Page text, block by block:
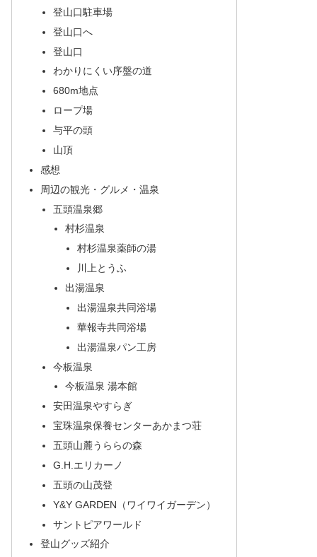
登山口駐車場
登山口へ
登山口
わかりにくい序盤の道
680m地点
ロープ場
与平の頭
山頂
感想
周辺の観光・グルメ・温泉
五頭温泉郷
村杉温泉
村杉温泉薬師の湯
川上とうふ
出湯温泉
出湯温泉共同浴場
華報寺共同浴場
出湯温泉パン工房
今板温泉
今板温泉 湯本館
安田温泉やすらぎ
宝珠温泉保養センターあかまつ荘
五頭山麓うららの森
G.H.エリカーノ
五頭の山茂登
Y&Y GARDEN（ワイワイガーデン）
サントピアワールド
登山グッズ紹介